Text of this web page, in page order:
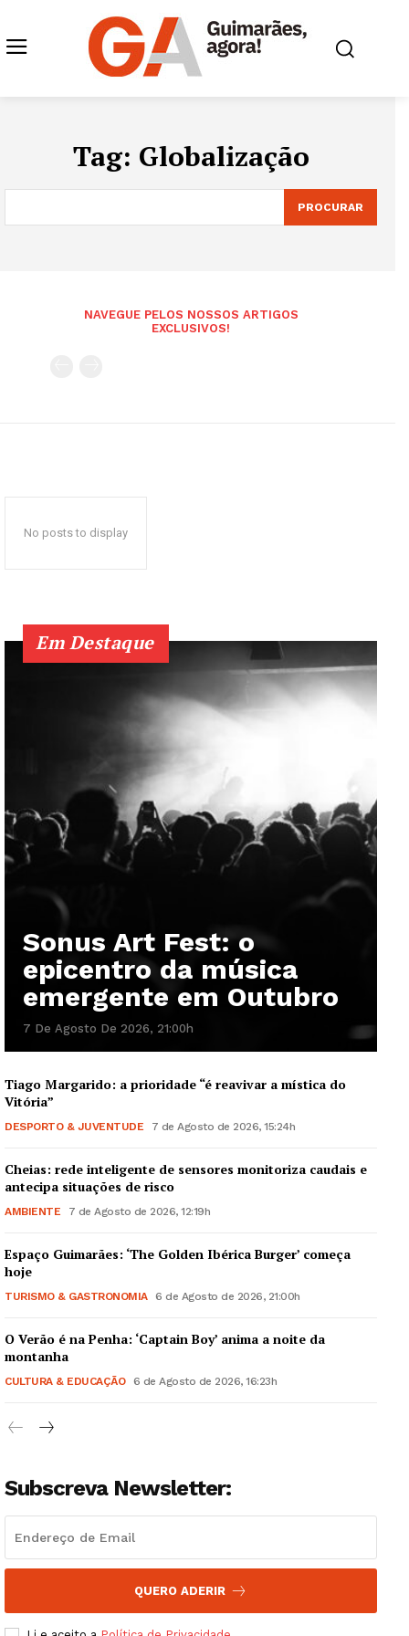
Guimarães, agora!
Institucional
Artigos
Edição Digital
Grande Entrevista
Tag: Globalização
PROCURAR
NAVEGUE PELOS NOSSOS ARTIGOS
EXCLUSIVOS!
No posts to display
Em Destaque
Sonus Art Fest: o
epicentro da música
emergente em Outubro
7 De Agosto De 2026, 21:00h
Tiago Margarido: a prioridade “é reavivar a mística do
Vitória”
DESPORTO & JUVENTUDE 7 de Agosto de 2026, 15:24h
Cheias: rede inteligente de sensores monitoriza caudais e
antecipa situações de risco
AMBIENTE 7 de Agosto de 2026, 12:19h
Espaço Guimarães: ‘The Golden Ibérica Burger’ começa
hoje
TURISMO & GASTRONOMIA 6 de Agosto de 2026, 21:00h
O Verão é na Penha: ‘Captain Boy’ anima a noite da
montanha
CULTURA & EDUCAÇÃO 6 de Agosto de 2026, 16:23h
Subscreva Newsletter:
QUERO ADERIR